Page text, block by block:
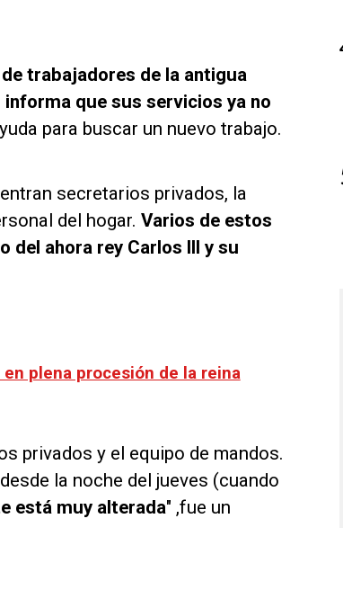
trabajadores de la antigua
que sus servicios ya no
para buscar un nuevo trabajo.
secretarios privados, la
del hogar. Varios de estos
del ahora rey Carlos lll y su
plena procesión de la reina
privados y el equipo de mandos.
la noche del jueves (cuando
está muy alterada" ,fue un